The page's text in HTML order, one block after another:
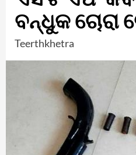
ବନ୍ଧୁକ ଚୋରା
Teerthkhetra